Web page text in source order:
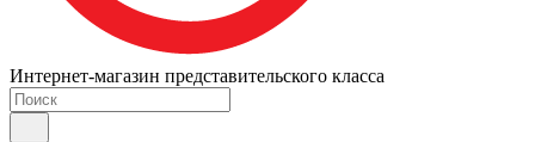
Интернет-магазин представительского класса